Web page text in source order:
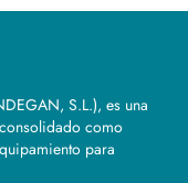
S.L.), es una
como
para